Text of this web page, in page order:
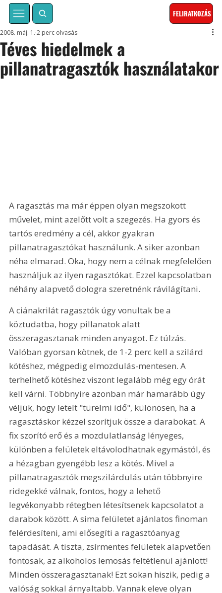
FELIRATKOZÁS
Téves hiedelmek a
pillanatragasztók használatakor
2008. máj. 1. 2 perc olvasás
A ragasztás ma már éppen olyan megszokott
művelet, mint azelőtt volt a szegezés. Ha gyors és
tartós eredmény a cél, akkor gyakran
pillanatragasztókat használunk. A siker azonban
néha elmarad. Oka, hogy nem a célnak megfelelően
használjuk az ilyen ragasztókat. Ezzel kapcsolatban
néhány alapvető dologra szeretnénk rávilágítani.
A ciánakrilát ragasztók úgy vonultak be a
köztudatba, hogy pillanatok alatt
összeragasztanak minden anyagot. Ez túlzás.
Valóban gyorsan kötnek, de 1-2 perc kell a szilárd
kötéshez, mégpedig elmozdulás-mentesen. A
terhelhető kötéshez viszont legalább még egy órát
kell várni. Többnyire azonban már hamarább úgy
véljük, hogy letelt "türelmi idő", különösen, ha a
ragasztáskor kézzel szorítjuk össze a darabokat. A
fix szorító erő és a mozdulatlanság lényeges,
különben a felületek eltávolodhatnak egymástól, és
a hézagban gyengébb lesz a kötés. Mivel a
pillanatragasztók megszilárdulás után többnyire
ridegekké válnak, fontos, hogy a lehető
legvékonyabb rétegben létesítsenek kapcsolatot a
darabok között. A sima felületet ajánlatos finoman
felérdesíteni, ami elősegíti a ragasztóanyag
tapadását. A tiszta, zsírmentes felületek alapvetően
fontosak, az alkoholos lemosás feltétlenül ajánlott!
Minden összeragasztanak! Ezt sokan hiszik, pedig a
valóság sokkal árnyaltabb. Vannak eleve olyan